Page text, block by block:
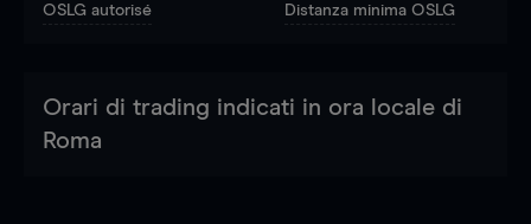
OSLG autorisé Distanza minima OSLG
Orari di trading indicati in ora locale di
Roma